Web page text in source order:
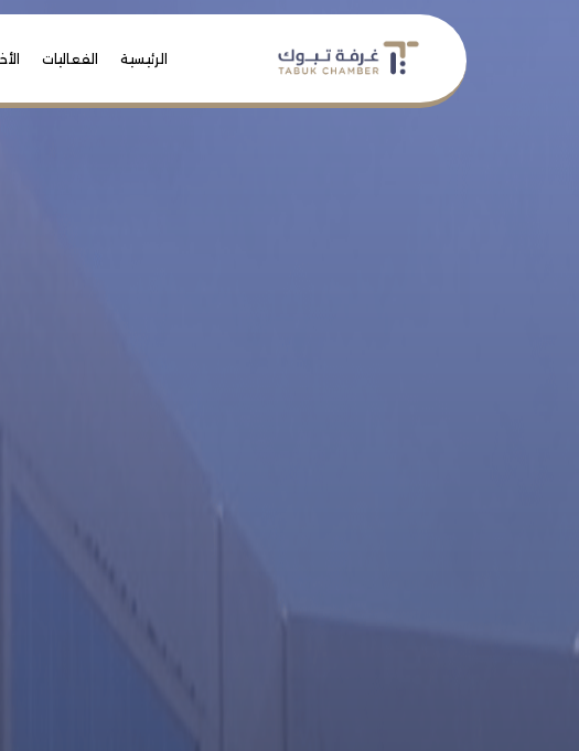
الرئيسية الفعاليات